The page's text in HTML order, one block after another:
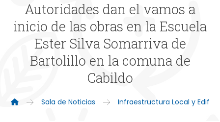
Autoridades dan el vamos a
inicio de las obras en la Escuela
Ester Silva Somarriva de
Bartolillo en la comuna de
Cabildo
Sala de Noticias Infraestructura Local y